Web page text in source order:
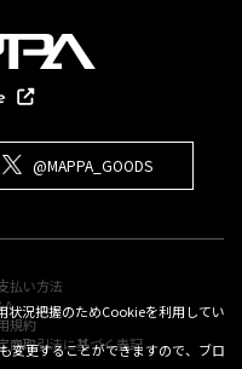
@MAPPA_GOODS
払い方法
規約
商取引法に基づく表記
状況把握のためCookieを利用してい
変更することができますので、ブロ